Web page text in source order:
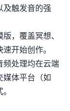
及触发音的强
，覆盖冥想、
开始创作。
频处理均在云端
媒体平台（如